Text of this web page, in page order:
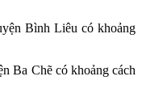
Bình Liêu có khoảng
Chẽ có khoảng cách